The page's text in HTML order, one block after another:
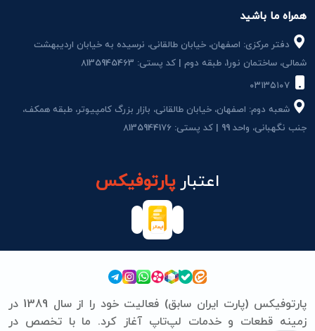
همراه ما باشید
دفتر مرکزی: اصفهان، خیابان طالقانی، نرسیده به خیابان اردیبهشت
شمالی، ساختمان نور1، طبقه دوم | کد پستی: 8135945463
شعبه دوم: اصفهان، خیابان طالقانی، بازار بزرگ کامپیوتر، طبقه همکف،
جنب نگهبانی، واحد 99 | کد پستی: 8135944176
اعتبارپارتوفیکس
پارتوفیکس (پارت ایران سابق) فعالیت خود را از سال 1389 در
زمینه قطعات و خدمات لپ‌تاپ آغاز کرد. ما با تخصص در